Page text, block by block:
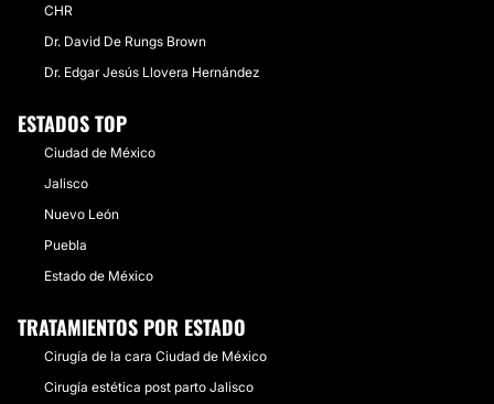
CHR
Dr. David De Rungs Brown
Dr. Edgar Jesús Llovera Hernández
ESTADOS TOP
Ciudad de México
Jalisco
Nuevo León
Puebla
Estado de México
TRATAMIENTOS POR ESTADO
Cirugía de la cara Ciudad de México
Cirugía estética post parto Jalisco